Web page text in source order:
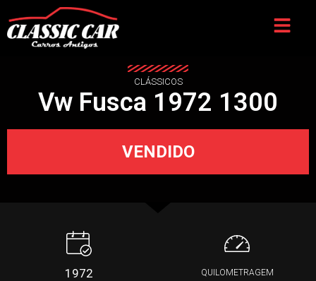
CLÁSSICOS
Vw Fusca 1972 1300
VENDIDO
1972 QUILOMETRAGEM